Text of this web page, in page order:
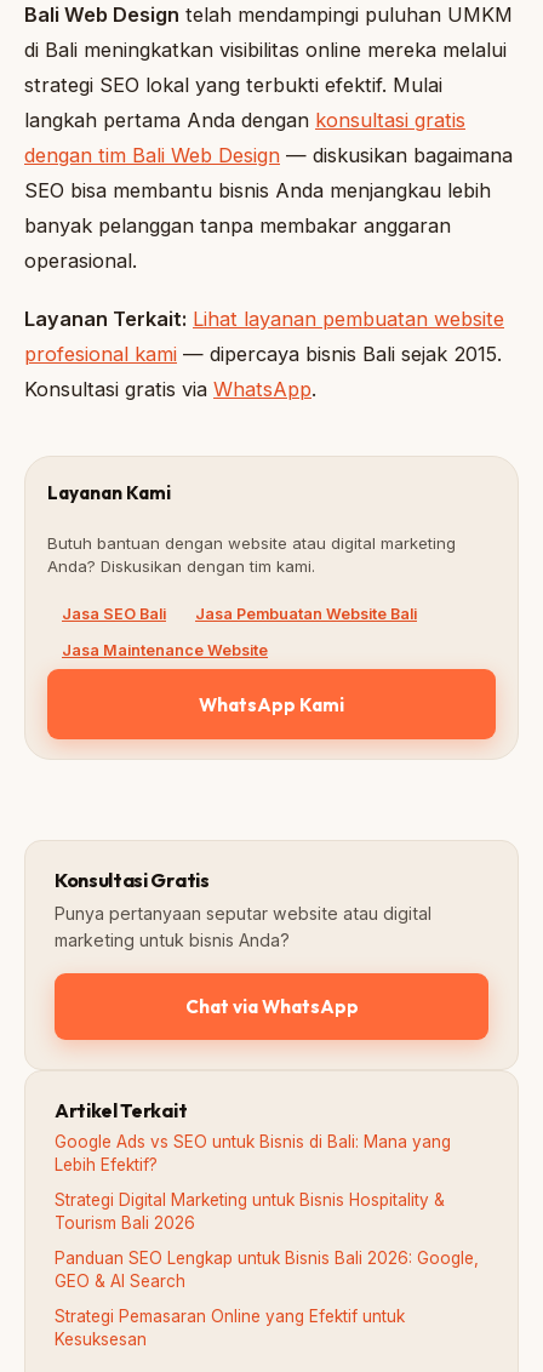
Bali Web Design telah mendampingi puluhan UMKM
di Bali meningkatkan visibilitas online mereka melalui
strategi SEO lokal yang terbukti efektif. Mulai
langkah pertama Anda dengan konsultasi gratis
dengan tim Bali Web Design — diskusikan bagaimana
SEO bisa membantu bisnis Anda menjangkau lebih
banyak pelanggan tanpa membakar anggaran
operasional.
Layanan Terkait: Lihat layanan pembuatan website
profesional kami — dipercaya bisnis Bali sejak 2015.
Konsultasi gratis via WhatsApp.
Layanan Kami
Butuh bantuan dengan website atau digital marketing
Anda? Diskusikan dengan tim kami.
Jasa SEO Bali
Jasa Pembuatan Website Bali
Jasa Maintenance Website
WhatsApp Kami
Konsultasi Gratis
Punya pertanyaan seputar website atau digital
marketing untuk bisnis Anda?
Chat via WhatsApp
Artikel Terkait
Google Ads vs SEO untuk Bisnis di Bali: Mana yang
Lebih Efektif?
Strategi Digital Marketing untuk Bisnis Hospitality &
Tourism Bali 2026
Panduan SEO Lengkap untuk Bisnis Bali 2026: Google,
GEO & AI Search
Strategi Pemasaran Online yang Efektif untuk
Kesuksesan